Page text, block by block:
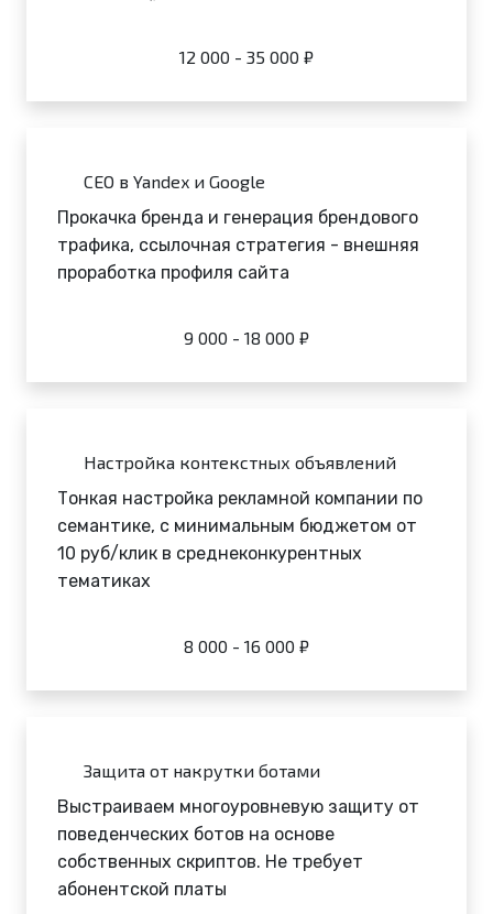
12 000 - 35 000 ₽
СЕО в Yandex и Google
Прокачка бренда и генерация брендового
трафика, ссылочная стратегия - внешняя
проработка профиля сайта
9 000 - 18 000 ₽
Настройка контекстных объявлений
Тонкая настройка рекламной компании по
семантике, с минимальным бюджетом от
10 руб/клик в среднеконкурентных
тематиках
8 000 - 16 000 ₽
Защита от накрутки ботами
Выстраиваем многоуровневую защиту от
поведенческих ботов на основе
собственных скриптов. Не требует
абонентской платы